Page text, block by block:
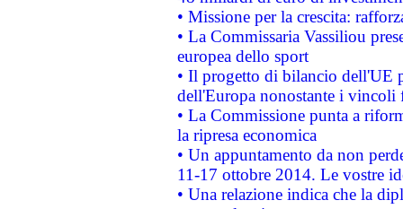
• Missione per la crescita:
• La Commissaria Vassiliou
europea dello sport
• Il progetto di bilancio dell'UE
dell'Europa nonostante i vincoli
• La Commissione punta a
la ripresa economica
• Un appuntamento da non
11-17 ottobre 2014. Le vostre
• Una relazione indica che la